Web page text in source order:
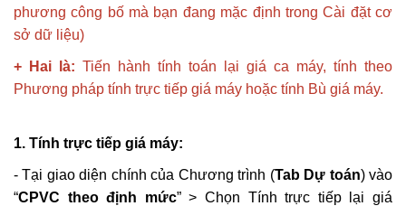
phương công bố mà bạn đang mặc định trong Cài đặt cơ
sở dữ liệu)
+ Hai là: Tiến hành tính toán lại giá ca máy, tính theo
Phương pháp tính trực tiếp giá máy hoặc tính Bù giá máy.
1. Tính trực tiếp giá máy:
- Tại giao diện chính của Chương trình (Tab Dự toán) vào
“CPVC theo định mức” > Chọn Tính trực tiếp lại giá